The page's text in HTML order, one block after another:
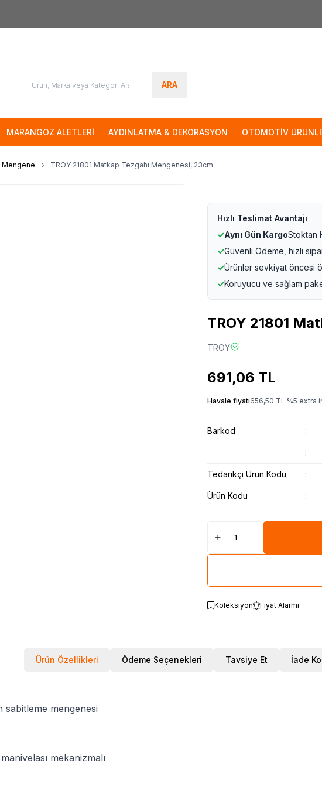
ARA
MARANGOZ ALETLERİ AYDINLATMA & DEKORASYON OTOMOTİV
Mengene TROY 21801 Matkap Tezgahı Mengenesi, 23cm
Hızlı Teslimat Avantajı
✓Aynı Gün KargoStoktan
✓Güvenli Ödeme, hızlı
✓Ürünler sevkiyat öncesi
✓Koruyucu ve sağlam
TROY 21801
TROY
691,06 TL
Havale fiyatı656,50 TL %5 extra
Barkod :
:
Tedarikçi Ürün Kodu :
Ürün Kodu :
Koleksiyon Fiyat Alarmı
Ürün Özellikleri Ödeme Seçenekleri Tavsiye Et İade
sabitleme mengenesi
mekanizmalı